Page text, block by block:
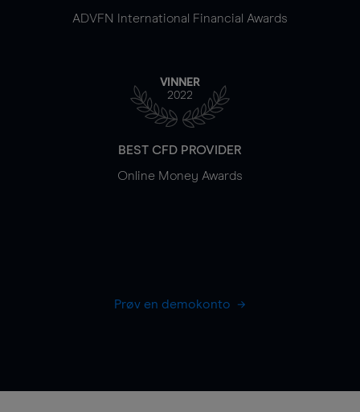
ADVFN International Financial Awards
VINNER
2022
BEST CFD PROVIDER
Online Money Awards
Prøv en demokonto